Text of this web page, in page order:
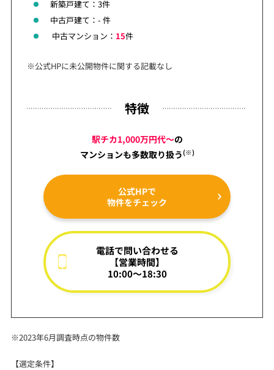
新築戸建て：3件
中古戸建て：- 件
中古マンション： 15件
※公式HPに未公開物件に関する記載なし
特徴
駅チカ1,000万円代～の
マンションも多数取り扱う (※)
公式HPで
物件をチェック
電話で問い合わせる
【営業時間】
10:00～18:30
※2023年6月調査時点の物件数
【選定条件】